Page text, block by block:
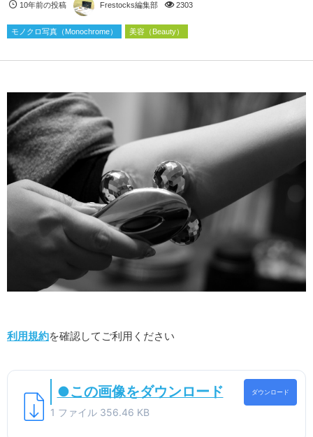
10年前の投稿 Frestocks編集部 2303
モノクロ写真（Monochrome） 美容（Beauty）
利用規約を確認してご利用ください
●この画像をダウンロード
1 ファイル 356.46 KB
ダウンロード